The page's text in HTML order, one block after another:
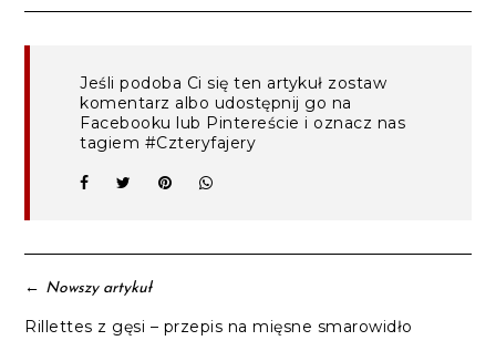
Jeśli podoba Ci się ten artykuł zostaw
komentarz albo udostępnij go na
Facebooku lub Pintereście i oznacz nas
tagiem #Czteryfajery
← Nowszy artykuł
Rillettes z gęsi – przepis na mięsne smarowidło